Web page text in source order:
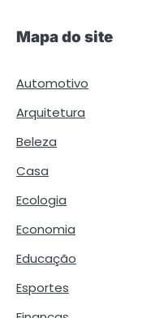
Mapa do site
Automotivo
Arquitetura
Beleza
Casa
Ecologia
Economia
Educação
Esportes